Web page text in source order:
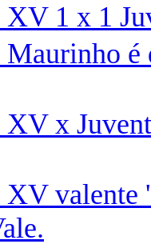
XV 1 x 1
Maurinho é
XV x
XV valente